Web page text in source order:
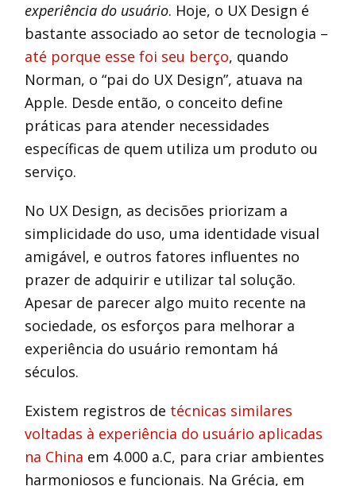
experiência do usuário. Hoje, o UX Design é
bastante associado ao setor de tecnologia –
até porque esse foi seu berço, quando
Norman, o “pai do UX Design”, atuava na
Apple. Desde então, o conceito define
práticas para atender necessidades
específicas de quem utiliza um produto ou
serviço.
No UX Design, as decisões priorizam a
simplicidade do uso, uma identidade visual
amigável, e outros fatores influentes no
prazer de adquirir e utilizar tal solução.
Apesar de parecer algo muito recente na
sociedade, os esforços para melhorar a
experiência do usuário remontam há
séculos.
Existem registros de técnicas similares
voltadas à experiência do usuário aplicadas
na China em 4.000 a.C, para criar ambientes
harmoniosos e funcionais. Na Grécia, em